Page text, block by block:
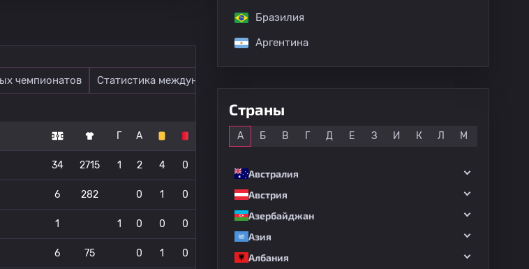
чемпионатов Статистика международных матчей
Г А
34 2715 1 2 4 0
6 282 0 1 0
1 1 0 0 0
6 75 0 1 0
Бразилия
Аргентина
Страны
А Б В Г Д Е З И К Л М
Австралия
Австрия
Азербайджан
Азия
Албания